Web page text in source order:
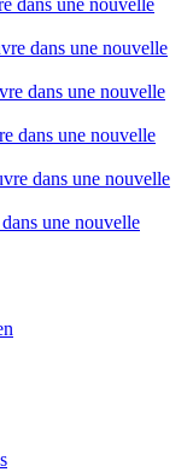
dans une nouvelle
dans une nouvelle
dans une nouvelle
dans une nouvelle
dans une nouvelle
une nouvelle